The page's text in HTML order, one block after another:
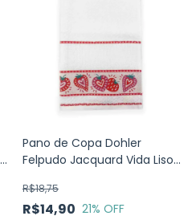
Pano de Copa Dohler
Felpudo Jacquard Vida Liso
45x70cm
R$14,90
R$18,75
21% OFF